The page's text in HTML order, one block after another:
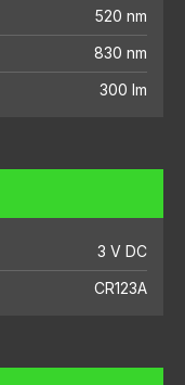
520 nm
830 nm
300 lm
3 V DC
CR123A